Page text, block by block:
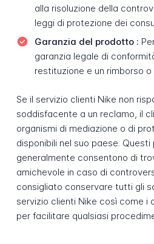
alla risoluzione della
leggi di protezione dei
Garanzia del prodotto :
garanzia legale di
restituzione e un rimborso
Se il servizio clienti Nike non
soddisfacente a un reclamo, il
organismi di mediazione o di
disponibili nel suo paese.
generalmente consentono di
amichevole in caso di
consigliato conservare tutti gli
servizio clienti Nike così come i
per facilitare qualsiasi